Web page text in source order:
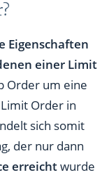
Eigenschaften
einer Limit
Order um eine
Order in
sich somit
der nur dann
erreichtwurde